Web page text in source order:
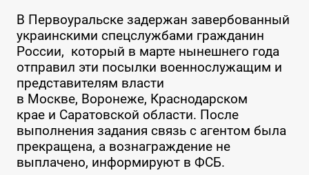
В Первоуральске задержан завербованный
украинскими спецслужбами гражданин
России, который в марте нынешнего года
отправил эти посылки военнослужащим и
представителям власти
в Москве, Воронеже, Краснодарском
крае и Саратовской области. После
выполнения задания связь с агентом была
прекращена, а вознаграждение не
выплачено, информируют в ФСБ.